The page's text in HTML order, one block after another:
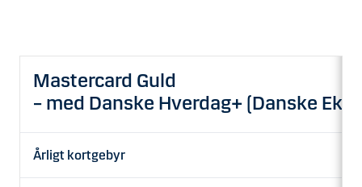
Mastercard Guld
– med Danske Hverdag+ (Danske
Årligt kortgebyr